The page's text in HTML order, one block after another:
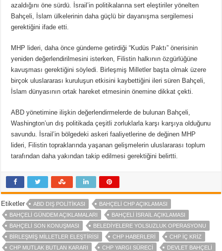
azaldığını öne sürdü. İsrail’in politikalarına sert eleştiriler yönelten
Bahçeli, İslam ülkelerinin daha güçlü bir dayanışma sergilemesi
gerektiğini ifade etti.
MHP lideri, daha önce gündeme getirdiği “Kudüs Paktı” önerisinin
yeniden değerlendirilmesini isterken, Filistin halkının özgürlüğüne
kavuşması gerektiğini söyledi. Birleşmiş Milletler başta olmak üzere
birçok uluslararası kuruluşun etkisini kaybettiğini ileri süren Bahçeli,
İslam dünyasının ortak hareket etmesinin önemine dikkat çekti.
ABD yönetimine ilişkin değerlendirmelerde de bulunan Bahçeli,
Washington’un dış politikada çeşitli zorluklarla karşı karşıya olduğunu
savundu. İsrail’in bölgedeki askeri faaliyetlerine de değinen MHP
lideri, Filistin topraklarında yaşanan gelişmelerin uluslararası toplum
tarafından daha yakından takip edilmesi gerektiğini belirtti.
Etiketler ABD DIŞ POLITIKASI
BAHÇELI CHP AÇIKLAMASI
BAHÇELI GÜNDEM AÇIKLAMALARI
BAHÇELI İSRAIL AÇIKLAMASI
BAHÇELI SON KONUŞMASI
BELEDIYELERE YOLSUZLUK OPERASYONU
BIRLEŞMIŞ MILLETLER ELEŞTIRISI
CHP HABERLERI
CHP IÇ KRIZ
CHP MUTLAK BUTLAN KARARI
CHP YARGI SÜRECI
DEVLET BAHÇELI